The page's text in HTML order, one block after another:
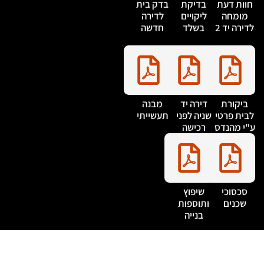
חוות דעת
מומחה
יד 2
בדיקת
ליקויים
בשלד
בדק בית
לדירה
חדשה
ביקורת
פרטי
מהנדס
דירה יד
שניה לפני
רכישה
מבנה
תעשייתי
סכסוכי
שכנים
שיפוץ
ותוספות
בנייה